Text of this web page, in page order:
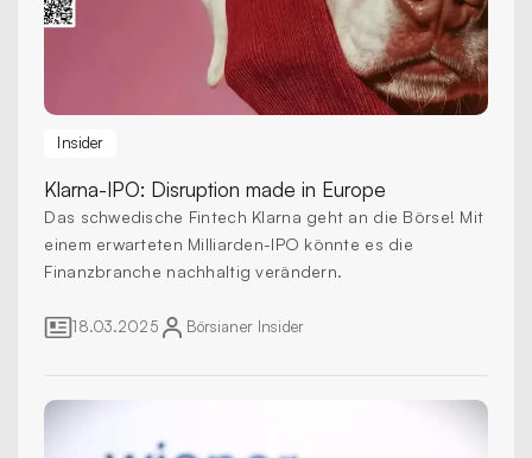
Insider
Klarna-IPO: Disruption made in Europe
Das schwedische Fintech Klarna geht an die Börse! Mit
einem erwarteten Milliarden-IPO könnte es die
Finanzbranche nachhaltig verändern.
18.03.2025 Börsianer Insider